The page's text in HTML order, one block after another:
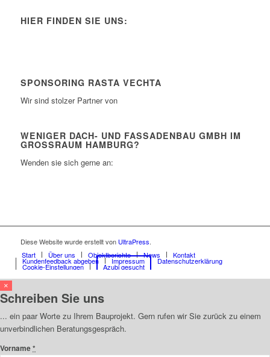
HIER FINDEN SIE UNS:
SPONSORING RASTA VECHTA
Wir sind stolzer Partner von
WENIGER DACH- UND FASSADENBAU GMBH IM
GROSSRAUM HAMBURG?
Wenden sie sich gerne an:
Diese Website wurde erstellt von UltraPress.
Start
Über uns Objektberichte News Kontakt
Kundenfeedback abgeben Impressum Datenschutzerklärung
Cookie-Einstellungen Azubi gesucht
×
Schreiben Sie uns
... ein paar Worte zu Ihrem Bauprojekt. Gern rufen wir Sie zurück zu einem
unverbindlichen Beratungsgespräch.
Vorname*